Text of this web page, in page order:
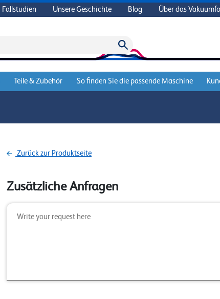
Fallstudien Unsere Geschichte Blog Über das
Teile & Zubehör So finden Sie die passende Maschine
Zurück zur Produktseite
Zusätzliche Anfragen